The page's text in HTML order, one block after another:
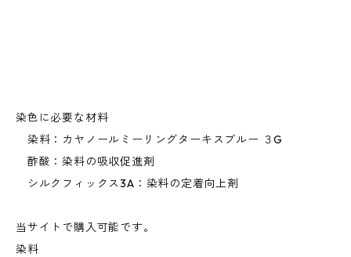
染色に必要な材料
染料：カヤノールミーリングターキスブルー ３G
酢酸：染料の吸収促進剤
シルクフィックス3A：染料の定着向上剤
当サイトで購入可能です。
染料